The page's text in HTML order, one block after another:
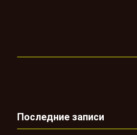
Последние записи